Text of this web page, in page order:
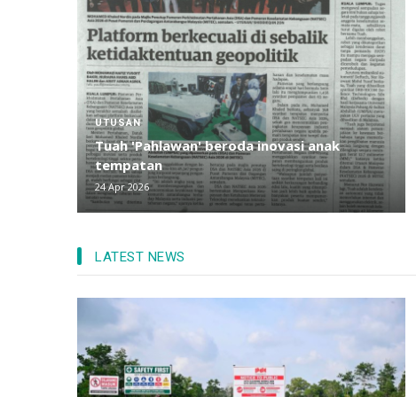
UTUSAN
Tuah 'Pahlawan' beroda inovasi anak
tempatan
24 Apr 2026
LATEST NEWS